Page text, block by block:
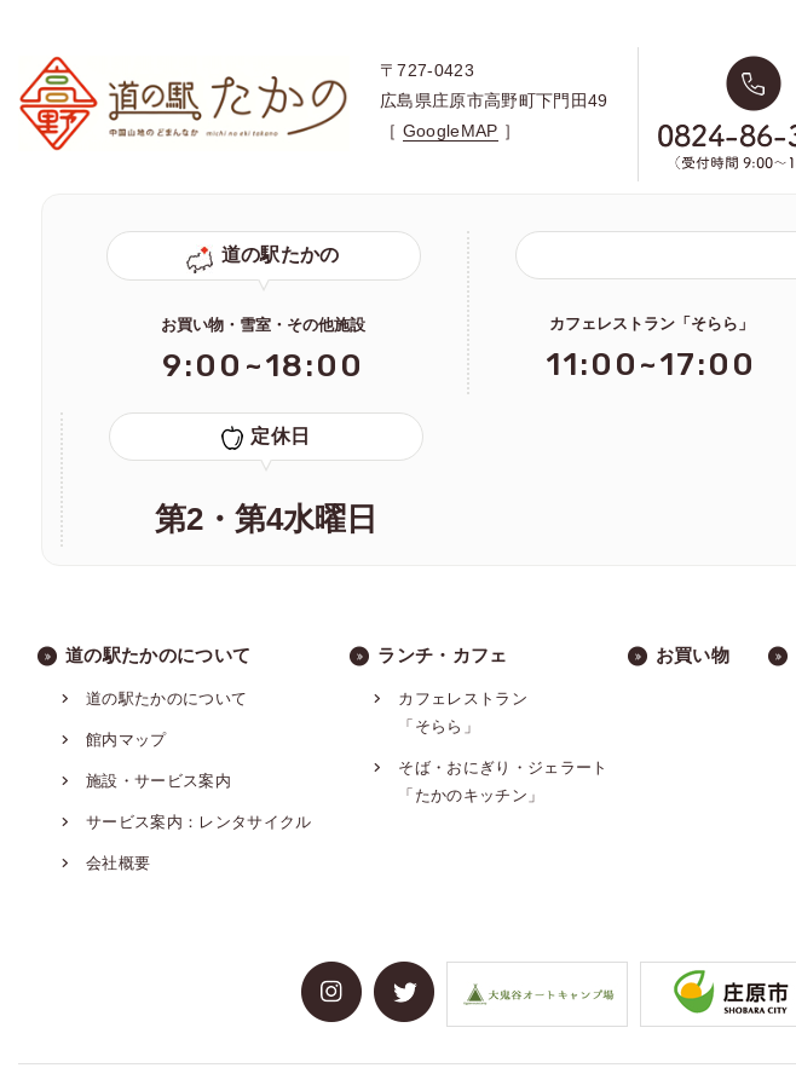
〒727-0423
広島県庄原市高野町下門田49
［ GoogleMAP ］
道の駅たかの
お買い物・雪室・その他施設
9:00~18:00
カフェレストラン「そらら」
11:00~17:00
定休日
第2・第4水曜日
道の駅たかのについて
道の駅たかのについて
館内マップ
施設・サービス案内
サービス案内：レンタサイクル
会社概要
ランチ・カフェ
カフェレストラン
「そらら」
そば・おにぎり・ジェラート
「たかのキッチン」
お買い物